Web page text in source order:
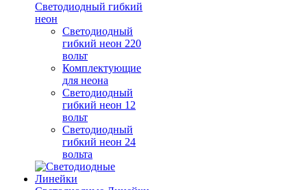
Светодиодный гибкий
неон
Светодиодный
гибкий неон 220
вольт
Комплектующие
для неона
Светодиодный
гибкий неон 12
вольт
Светодиодный
гибкий неон 24
вольта